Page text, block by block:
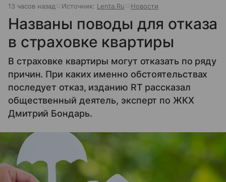
13 часов назад Источник: Lenta.Ru Новости
Названы поводы для отказа
в страховке квартиры
В страховке квартиры могут отказать по ряду
причин. При каких именно обстоятельствах
последует отказ, изданию RT рассказал
общественный деятель, эксперт по ЖКХ
Дмитрий Бондарь.